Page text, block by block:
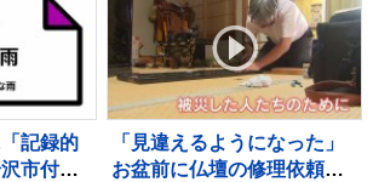
るよ」 「姉妹で沢山お出か
けしたりしようね」
記録的
市付近
「見違えるようになった」
お盆前に仏壇の修理依頼が